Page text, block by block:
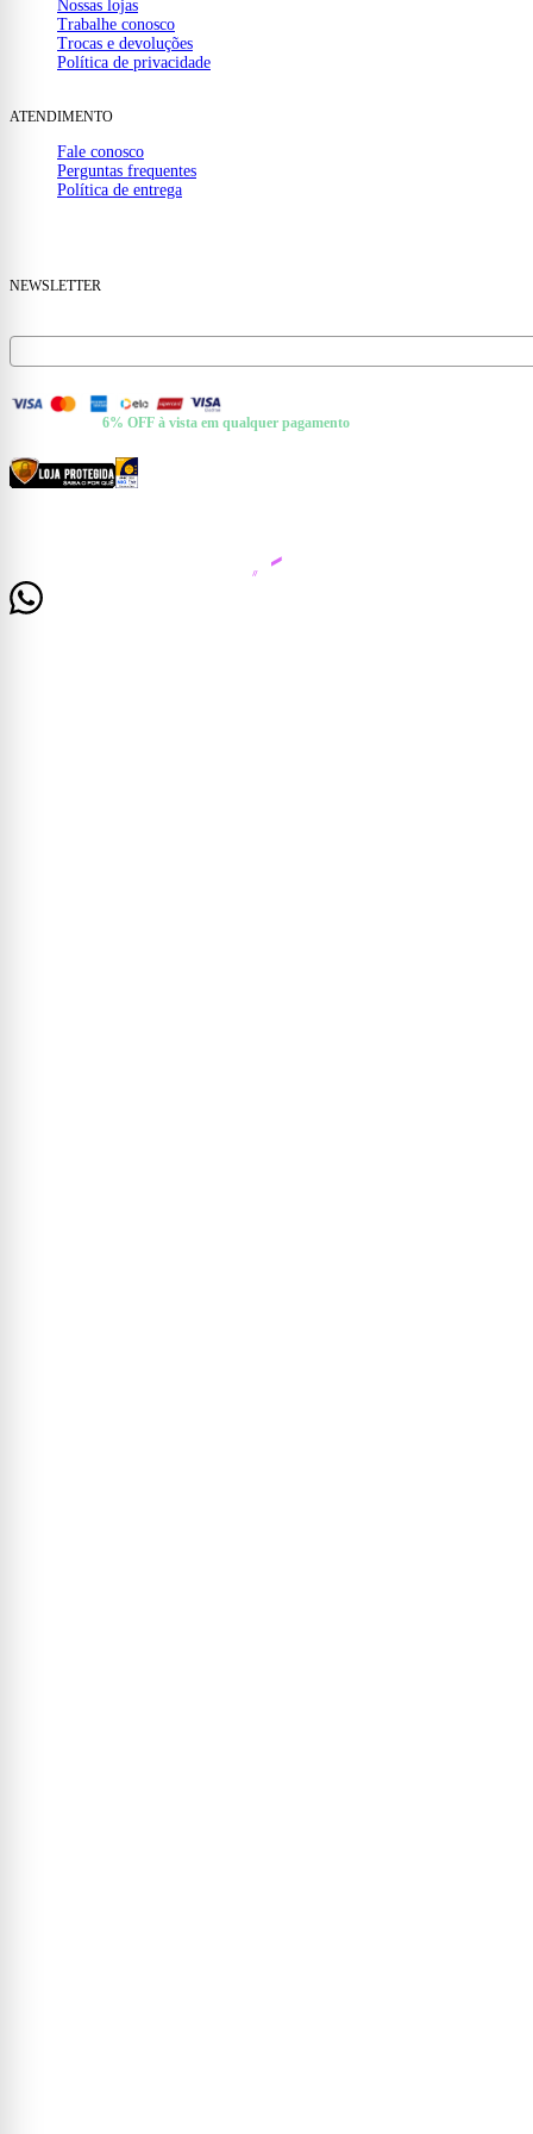
Nossas lojas
Trabalhe conosco
Trocas e devoluções
Política de privacidade
ATENDIMENTO
Fale conosco
Perguntas frequentes
Política de entrega
NEWSLETTER
6% OFF à vista em qualquer pagamento